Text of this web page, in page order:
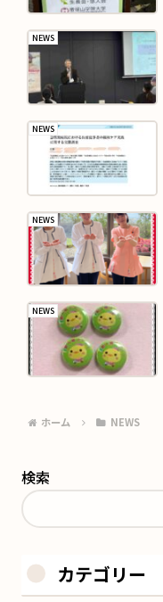
NEWS
NEWS
NEWS
NEWS
ホーム NEWS
検索
カテゴリー